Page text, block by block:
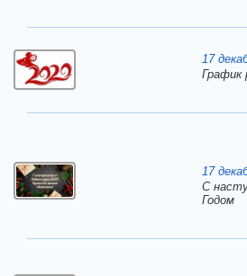
17
График
17
C
Годом